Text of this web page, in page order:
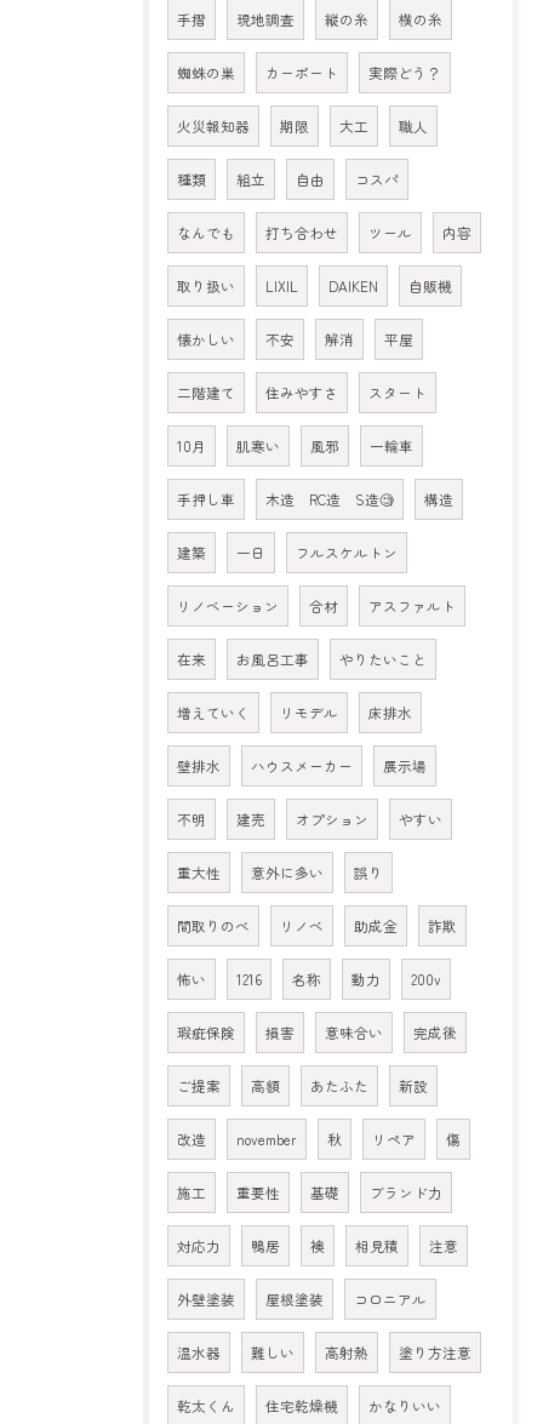
手摺 現地調査 縦の糸 横の糸
蜘蛛の巣 カーポート 実際どう？
火災報知器 期限 大工 職人
種類 組立 自由 コスパ
なんでも 打ち合わせ ツール 内容
取り扱い LIXIL DAIKEN 自販機
懐かしい 不安 解消 平屋
二階建て 住みやすさ スタート
10月 肌寒い 風邪 一輪車
手押し車 木造 RC造 S造🧐 構造
建築 一日 フルスケルトン
リノベーション 合材 アスファルト
在来 お風呂工事 やりたいこと
増えていく リモデル 床排水
壁排水 ハウスメーカー 展示場
不明 建売 オプション やすい
重大性 意外に多い 誤り
間取りのべ リノベ 助成金 詐欺
怖い 1216 名称 動力 200v
瑕疵保険 損害 意味合い 完成後
ご提案 高額 あたふた 新設
改造 november 秋 リペア 傷
施工 重要性 基礎 ブランド力
対応力 鴨居 襖 相見積 注意
外壁塗装 屋根塗装 コロニアル
温水器 難しい 高射熱 塗り方注意
乾太くん 住宅乾燥機 かなりいい